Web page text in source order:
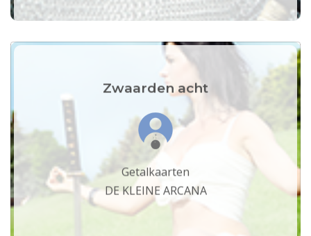
Zwaarden acht
Getalkaarten
DE KLEINE ARCANA